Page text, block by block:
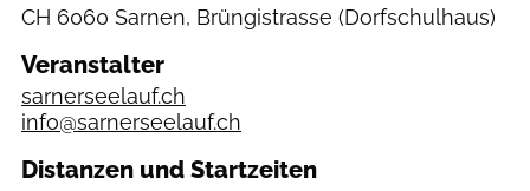
CH 6060 Sarnen, Brüngistrasse (Dorfschulhaus)
Veranstalter
sarnerseelauf.ch
info@sarnerseelauf.ch
Distanzen und Startzeiten